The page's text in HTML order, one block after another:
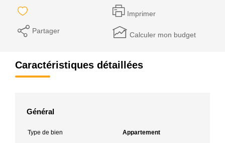
Imprimer
Partager Calculer mon budget
Caractéristiques détaillées
Général
Type de bien Appartement